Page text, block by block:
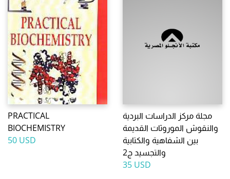
PRACTICAL
BIOCHEMISTRY
50 USD
مجلة مركز الدراسات البردية
والنقوش الموروثات القديمة
بين الشفاهية والكتابية
والتجسيد ج2
35 USD